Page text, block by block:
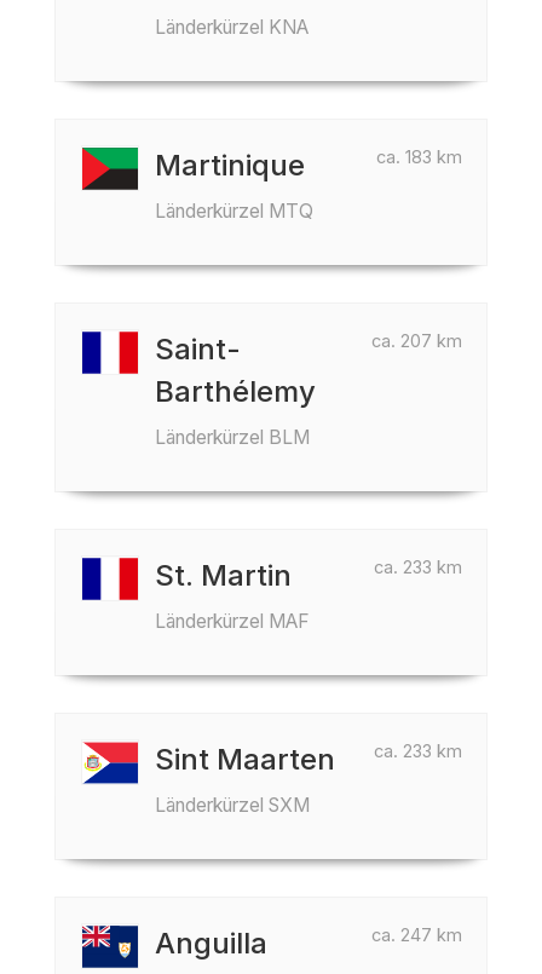
Länderkürzel KNA
ca. 183 km
Martinique
Länderkürzel MTQ
ca. 207 km
Saint-
Barthélemy
Länderkürzel BLM
ca. 233 km
St. Martin
Länderkürzel MAF
ca. 233 km
Sint Maarten
Länderkürzel SXM
ca. 247 km
Anguilla